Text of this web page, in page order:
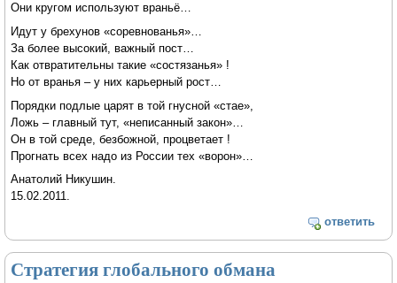
Они кругом используют враньё…
Идут у брехунов «соревнованья»…
За более высокий, важный пост…
Как отвратительны такие «состязанья» !
Но от вранья – у них карьерный рост…
Порядки подлые царят в той гнусной «стае»,
Ложь – главный тут, «неписанный закон»…
Он в той среде, безбожной, процветает !
Прогнать всех надо из России тех «ворон»…
Анатолий Никушин.
15.02.2011.
ответить
Стратегия глобального обмана